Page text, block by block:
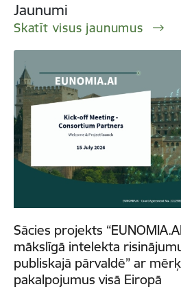
Jaunumi
Skatīt visus jaunumus
Sācies projekts
mākslīgā intelekta
publiskajā pārvaldē” ar
pakalpojumus visā Eiropā